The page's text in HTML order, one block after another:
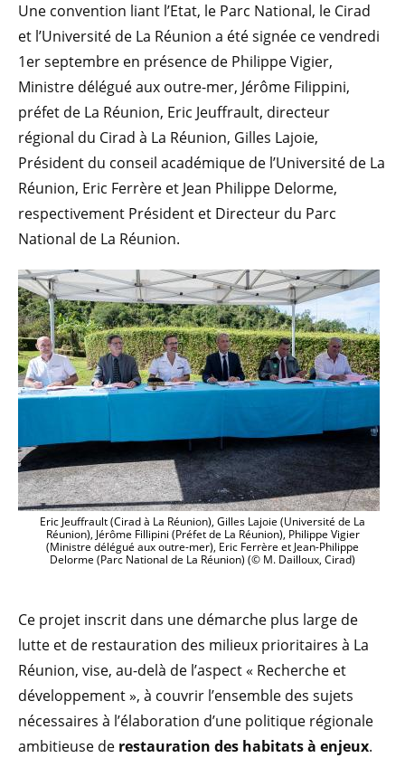
Une convention liant l’Etat, le Parc National, le Cirad
et l’Université de La Réunion a été signée ce vendredi
1er septembre en présence de Philippe Vigier,
Ministre délégué aux outre-mer, Jérôme Filippini,
préfet de La Réunion, Eric Jeuffrault, directeur
régional du Cirad à La Réunion, Gilles Lajoie,
Président du conseil académique de l’Université de La
Réunion, Eric Ferrère et Jean Philippe Delorme,
respectivement Président et Directeur du Parc
National de La Réunion.
Eric Jeuffrault (Cirad à La Réunion), Gilles Lajoie (Université de La
Réunion), Jérôme Fillipini (Préfet de La Réunion), Philippe Vigier
(Ministre délégué aux outre-mer), Eric Ferrère et Jean-Philippe
Delorme (Parc National de La Réunion) (© M. Dailloux, Cirad)
Ce projet inscrit dans une démarche plus large de
lutte et de restauration des milieux prioritaires à La
Réunion, vise, au-delà de l’aspect « Recherche et
développement », à couvrir l’ensemble des sujets
nécessaires à l’élaboration d’une politique régionale
ambitieuse de restauration des habitats à enjeux.